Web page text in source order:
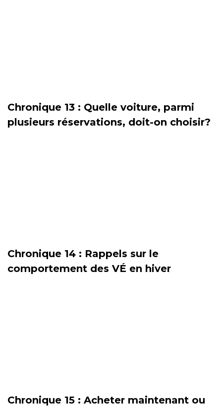
Chronique 13 : Quelle voiture, parmi
plusieurs réservations, doit-on choisir?
Chronique 14 : Rappels sur le
comportement des VÉ en hiver
Chronique 15 : Acheter maintenant ou